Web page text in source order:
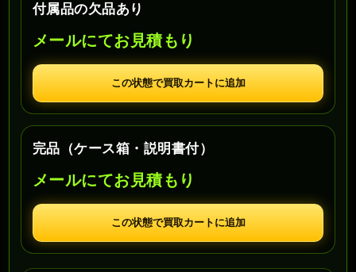
付属品の欠品あり
メールにてお見積もり
この状態で買取カートに追加
完品（ケース箱・説明書付）
メールにてお見積もり
この状態で買取カートに追加